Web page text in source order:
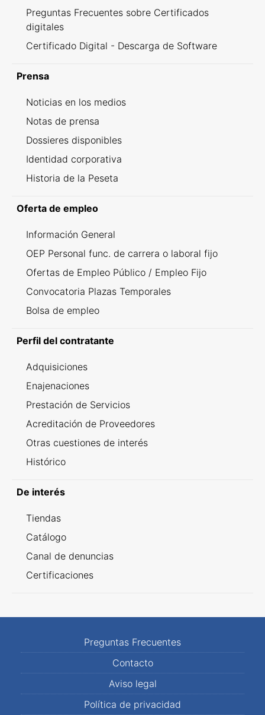
Preguntas Frecuentes sobre Certificados
digitales
Certificado Digital - Descarga de Software
Prensa
Noticias en los medios
Notas de prensa
Dossieres disponibles
Identidad corporativa
Historia de la Peseta
Oferta de empleo
Información General
OEP Personal func. de carrera o laboral fijo
Ofertas de Empleo Público / Empleo Fijo
Convocatoria Plazas Temporales
Bolsa de empleo
Perfil del contratante
Adquisiciones
Enajenaciones
Prestación de Servicios
Acreditación de Proveedores
Otras cuestiones de interés
Histórico
De interés
Tiendas
Catálogo
Canal de denuncias
Certificaciones
Preguntas Frecuentes
Contacto
Aviso legal
Política de privacidad